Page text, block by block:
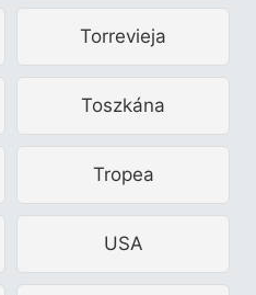
Torrevieja
Toszkána
Tropea
USA